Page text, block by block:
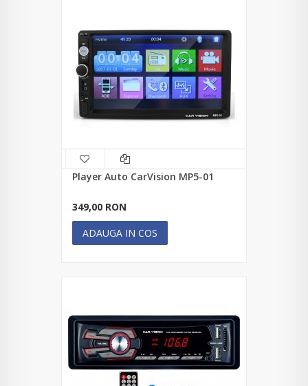
Player Auto CarVision MP5-01
349,00 RON
ADAUGA IN COS